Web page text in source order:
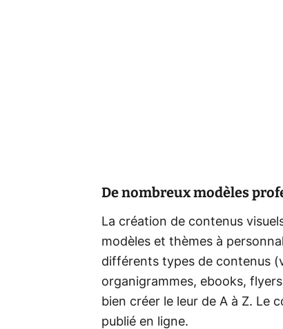
De nombreux modèles
La création de contenus
modèles et thèmes à
différents types de contenus
organigrammes, ebooks,
bien créer le leur de A à Z. Le
publié en ligne.